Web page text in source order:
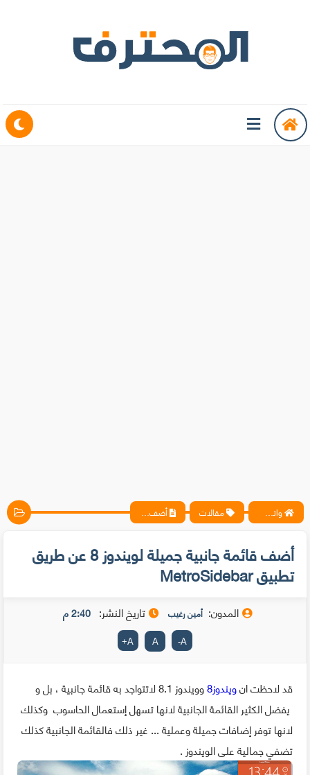
واتس آب ، فيسبوك ، أنترنت ، شروحات تقنية حصرية - المحترف مقالات أضف قائمة جانبية جميلة لويندوز 8 عن طريق تطبيق MetroSidebar
أضف قائمة جانبية جميلة لويندوز 8 عن طريق
تطبيق MetroSidebar
المدون: أمين رغيب تاريخ النشر: 2:40 م
A
-
A
A
+
قد لاحظت انويندوز8
وويندوز 8.1 لاتتواجد به قائمة جانبية ، بل و
يفضل الكثير القائمة الجانبية لانها تسهل إستعمال الحاسوب وكذلك
لانها توفر إضافات جميلة وعملية ... غير ذلك فالقائمة الجانبية كذلك
تضفي جمالية على الويندوز .